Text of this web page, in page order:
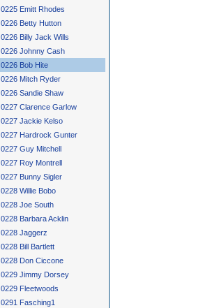
0225 Emitt Rhodes
0226 Betty Hutton
0226 Billy Jack Wills
0226 Johnny Cash
0226 Bob Hite
0226 Mitch Ryder
0226 Sandie Shaw
0227 Clarence Garlow
0227 Jackie Kelso
0227 Hardrock Gunter
0227 Guy Mitchell
0227 Roy Montrell
0227 Bunny Sigler
0228 Willie Bobo
0228 Joe South
0228 Barbara Acklin
0228 Jaggerz
0228 Bill Bartlett
0228 Don Ciccone
0229 Jimmy Dorsey
0229 Fleetwoods
0291 Fasching1